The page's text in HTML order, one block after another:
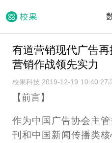
有道营销现代广告
营销作战领先实力
校果科技 2019-12-19 10:40:27
【前言】
作为中国广告协会主
刊和中国新闻传播类核